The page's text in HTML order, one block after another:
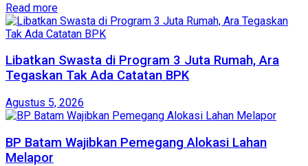
Read more
Libatkan Swasta di Program 3 Juta Rumah, Ara
Tegaskan Tak Ada Catatan BPK
Agustus 5, 2026
BP Batam Wajibkan Pemegang Alokasi Lahan
Melapor